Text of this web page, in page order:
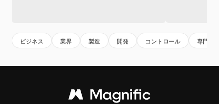
ビジネス 業界 製造 開発 コントロール 専門知